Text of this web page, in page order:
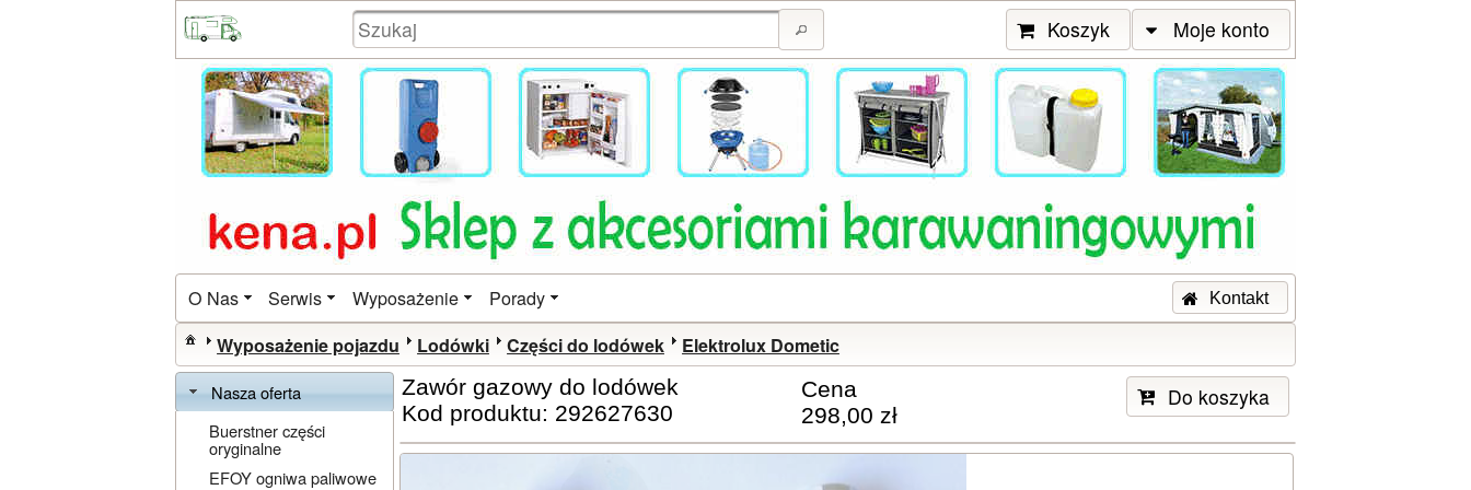
Koszyk Moje konto
O Nas Serwis Wyposażenie Porady Kontakt
Wyposażenie pojazdu Lodówki Części do lodówek Elektrolux Dometic
Nasza oferta
Buerstner części
oryginalne
EFOY ogniwa paliwowe
Zawór gazowy do lodówek
Kod produktu: 292627630
Cena
298,00 zł
Do koszyka